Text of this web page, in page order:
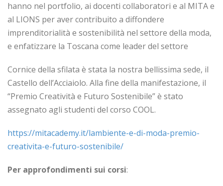
hanno nel portfolio, ai docenti collaboratori e al MITA e
al LIONS per aver contribuito a diffondere
imprenditorialità e sostenibilità nel settore della moda,
e enfatizzare la Toscana come leader del settore
Cornice della sfilata è stata la nostra bellissima sede, il
Castello dell’Acciaiolo. Alla fine della manifestazione, il
“Premio Creatività e Futuro Sostenibile” è stato
assegnato agli studenti del corso COOL.
https://mitacademy.it/lambiente-e-di-moda-premio-
creativita-e-futuro-sostenibile/
Per approfondimenti sui corsi: